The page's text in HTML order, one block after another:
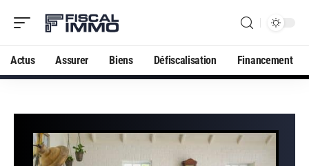
Actus Assurer Biens Défiscalisation Financement